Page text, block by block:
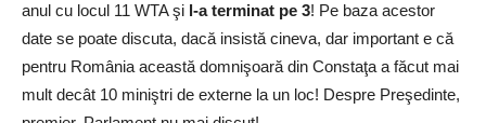
anul cu locul 11 WTA şi l-a terminat pe 3! Pe baza acestor
date se poate discuta, dacă insistă cineva, dar important e că
pentru România această domnişoară din Constaţa a făcut mai
mult decât 10 miniştri de externe la un loc! Despre Preşedinte,